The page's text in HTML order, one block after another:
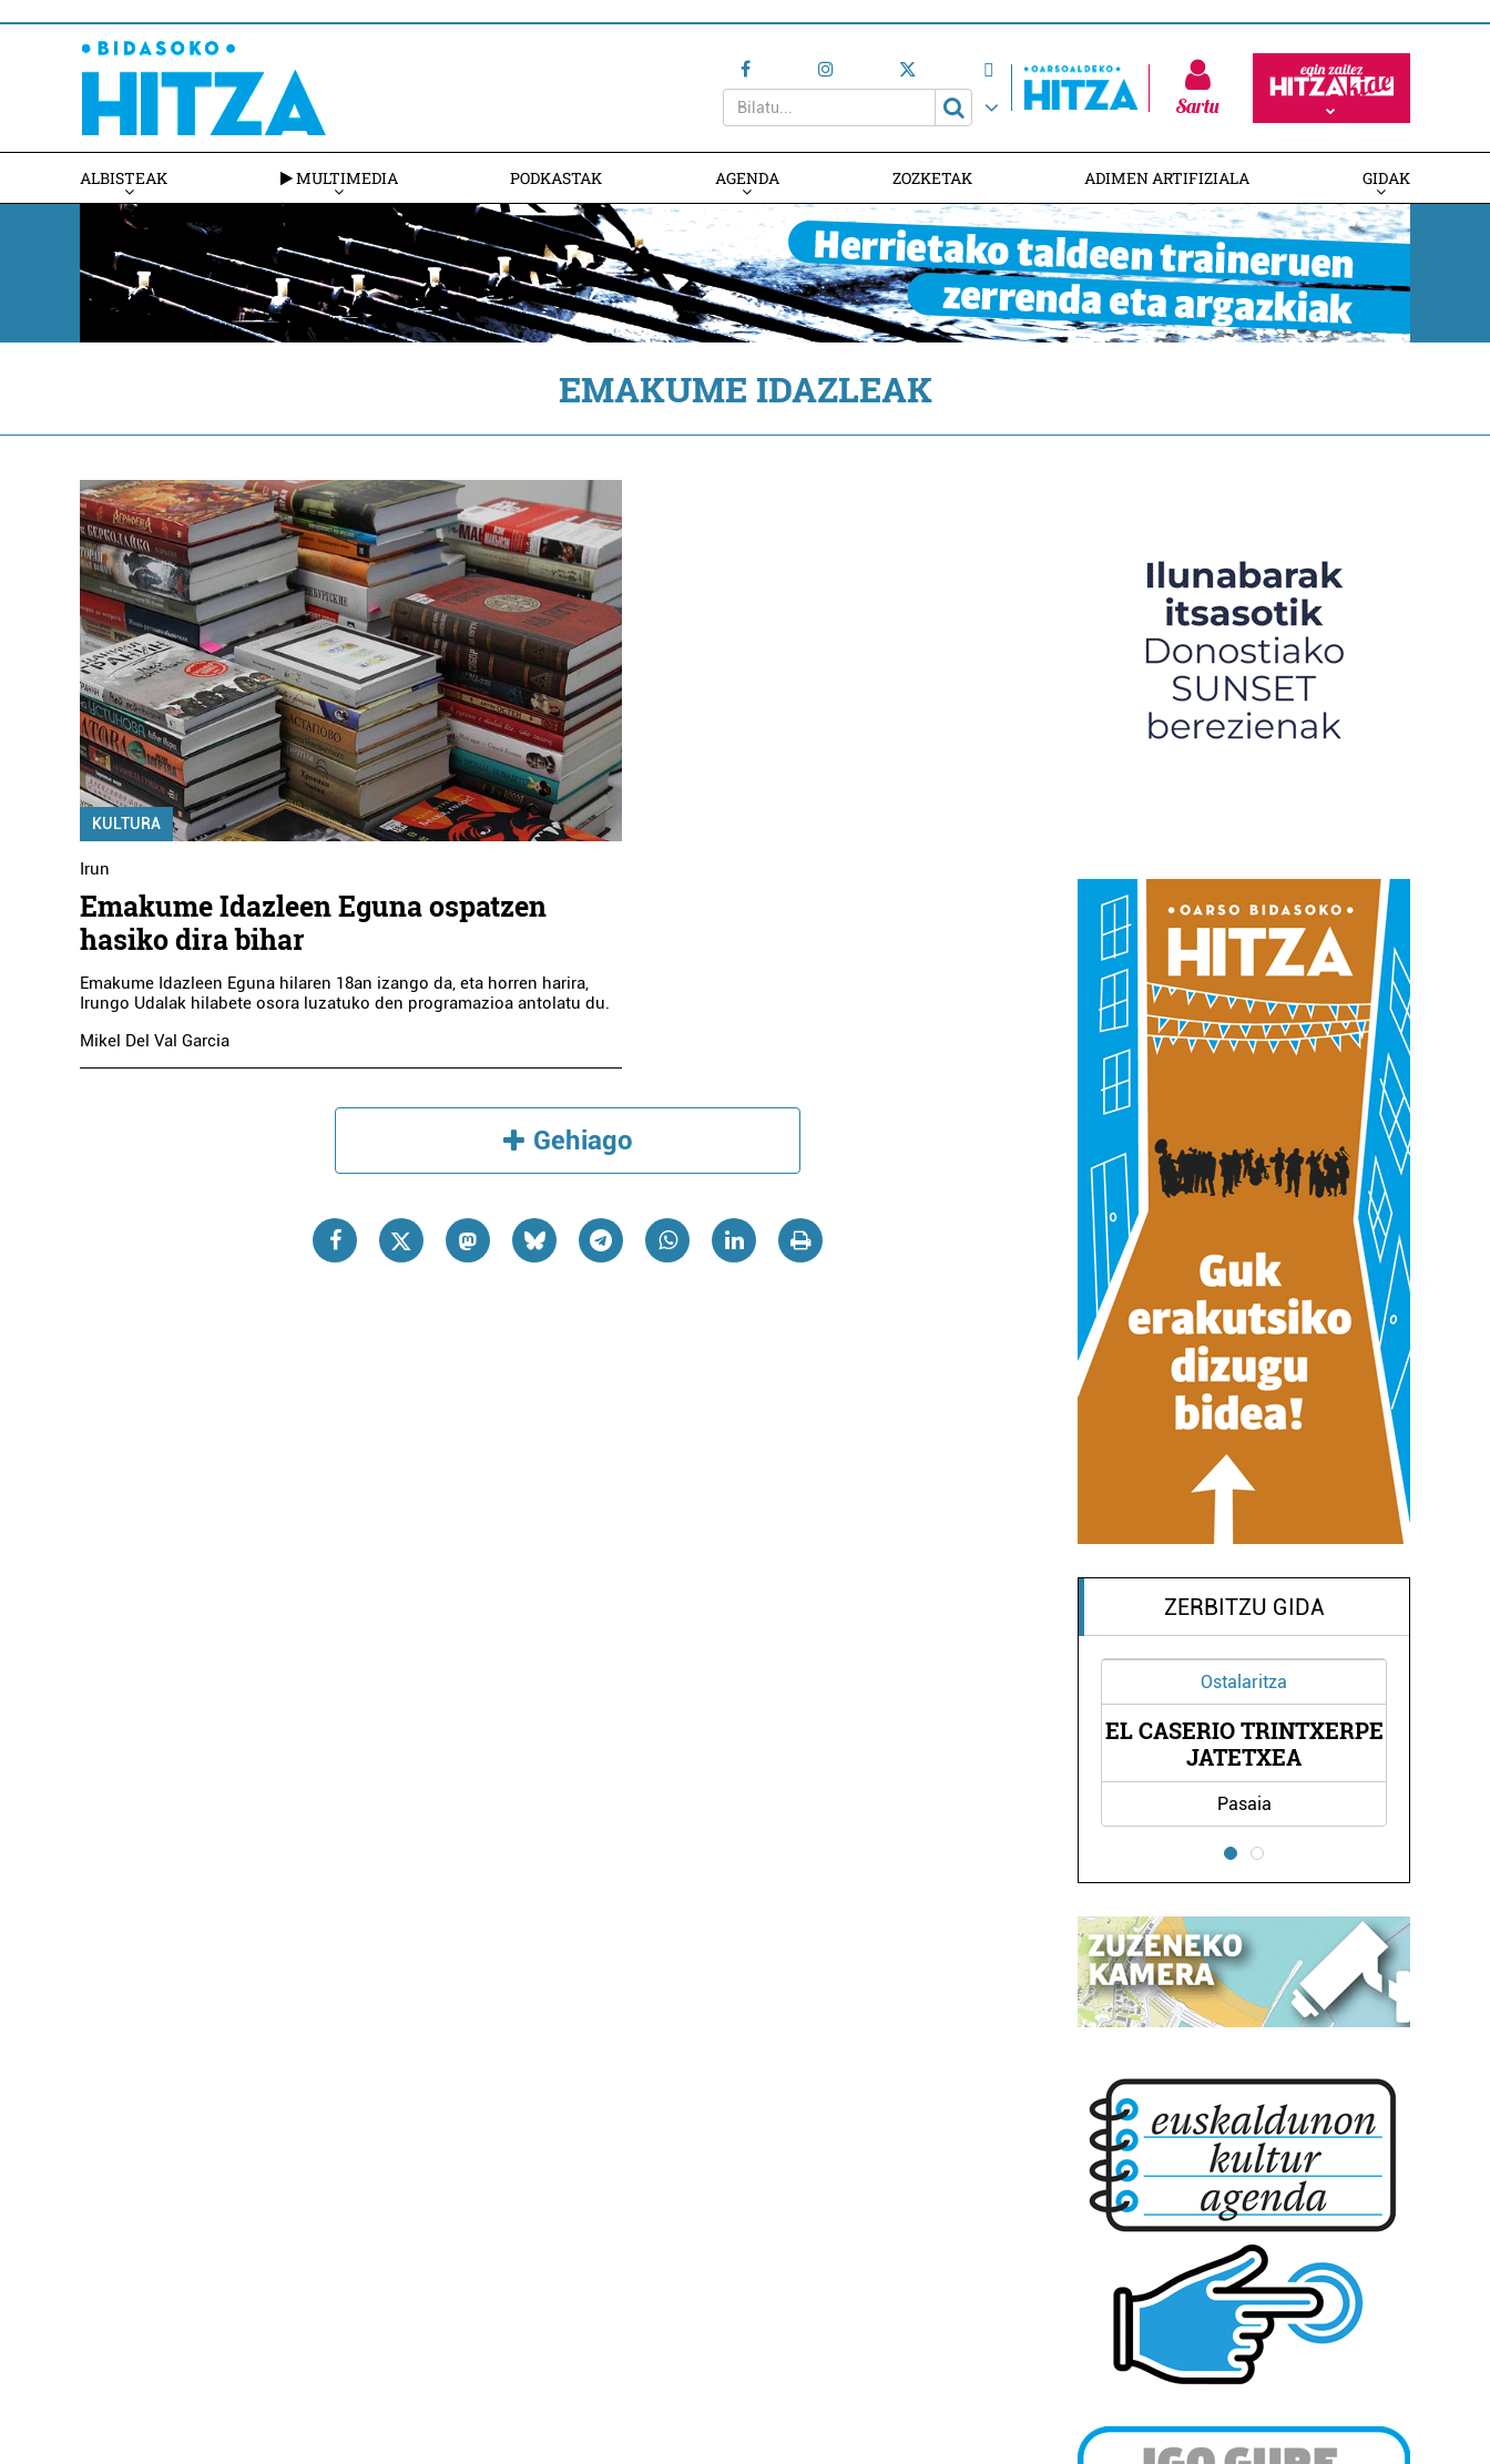
Sartu
ALBISTEAK MULTIMEDIA PODKASTAK AGENDA ZOZKETAK ADIMEN ARTIFIZIALA GIDAK
EMAKUME IDAZLEAK
KULTURA
Irun
Emakume Idazleen Eguna ospatzen
hasiko dira bihar
Emakume Idazleen Eguna hilaren 18an izango da, eta horren harira,
Irungo Udalak hilabete osora luzatuko den programazioa antolatu du.
Mikel Del Val Garcia
Gehiago
ZERBITZU GIDA
EL CASERIO TRINTXERPE
MIREN